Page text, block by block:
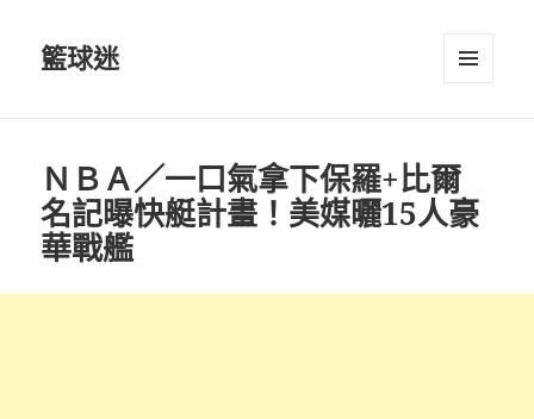
籃球迷
ＮＢＡ／一口氣拿下保羅+比爾
名記曝快艇計畫！美媒曬15人豪
華戰艦